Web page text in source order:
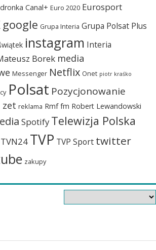
Canal+ Euro 2020 Eurosport
google Grupa Interia Grupa Polsat Plus
instagram Interia
Borek media
Messenger Netflix Onet piotr kraśko
Polsat Pozycjonowanie
zet reklama Rmf fm Robert Lewandowski
Spotify Telewizja Polska
TVN24 TVP TVP Sport twitter
zakupy